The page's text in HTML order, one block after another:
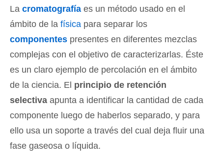
La cromatografía es un método usado en el
ámbito de la física para separar los
componentes presentes en diferentes mezclas
complejas con el objetivo de caracterizarlas. Éste
es un claro ejemplo de percolación en el ámbito
de la ciencia. El principio de retención
selectiva apunta a identificar la cantidad de cada
componente luego de haberlos separado, y para
ello usa un soporte a través del cual deja fluir una
fase gaseosa o líquida.